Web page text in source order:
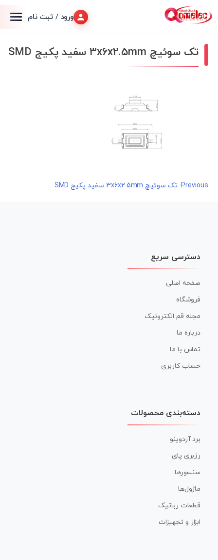
ورود / ثبت نام
تک سوئیچ 3x6x2.5mm سفید پکیج SMD
راهبری
Previous: تک سوئیچ 3x6x2.5mm سفید پکیج SMD
دسترسی سریع
صفحه اصلی
فروشگاه
مجله قم الکترونیک
درباره ما
تماس با ما
حساب کاربری
دسته‌بندی محصولات
برد آردوینو
رزبری پای
سنسورها
ماژول‌ها
قطعات رباتیک
ابزار و تجهیزات